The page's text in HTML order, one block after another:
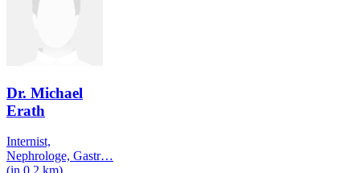
Dr. Michael
Erath
Internist,
Nephrologe, Gastr…